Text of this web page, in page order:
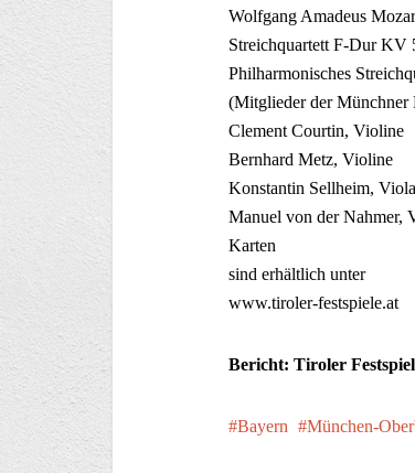
Wolfgang Amadeus
Streichquartett F-Dur KV
Philharmonisches
(Mitglieder der Münchner
Clement Courtin, Violine
Bernhard Metz, Violine
Konstantin Sellheim, Viola
Manuel von der Nahmer,
Karten
sind erhältlich unter
www.tiroler-festspiele.at
Bericht: Tiroler
Bayern München-